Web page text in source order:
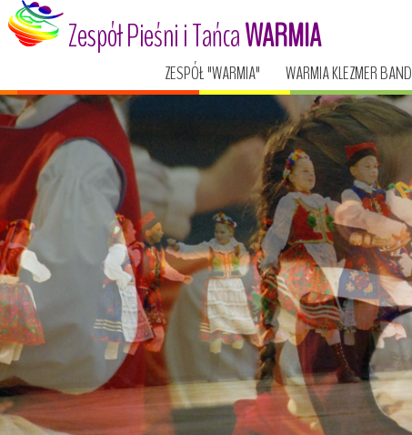
Zespół Pieśni i TańcaWARMIA
ZESPÓŁ "WARMIA" WARMIA KLEZMER BAND